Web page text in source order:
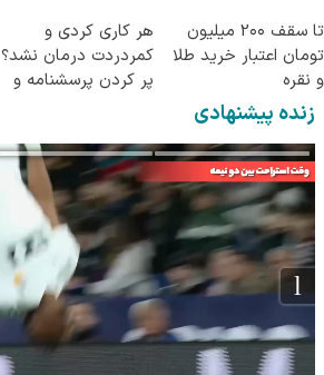
تا سقف 2۰۰ میلیون
تومان اعتبار خرید طلا
و نقره
هر کاری کردی و
کمردردت درمان نشد؟
پر کردن پرسشنامه و
زنده پیشنهادی